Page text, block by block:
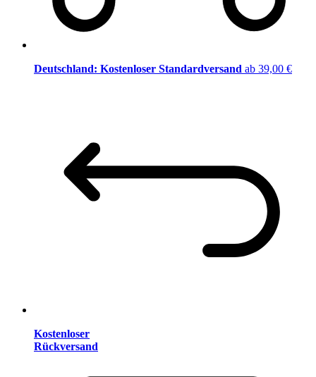
Deutschland: Kostenloser Standardversand ab 39,00 €
Kostenloser
Rückversand